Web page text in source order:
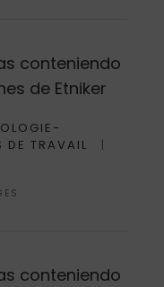
conteniendo
de Etniker
DE TRAVAIL
conteniendo